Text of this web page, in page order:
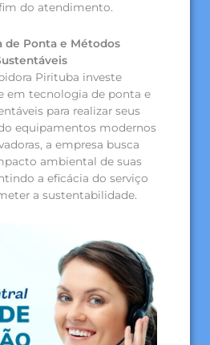
do atendimento.
de Ponta e Métodos
Pirituba investe
em tecnologia de ponta e
para realizar seus
equipamentos modernos
a empresa busca
ambiental de suas
a eficácia do serviço
a sustentabilidade.